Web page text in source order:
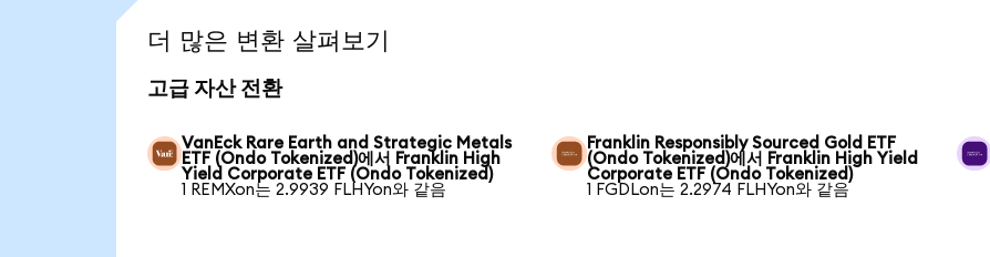
더 많은 변환 살펴보기
고급 자산 전환
VanEck Rare Earth and Strategic Metals
ETF (Ondo Tokenized)에서 Franklin High
Yield Corporate ETF (Ondo Tokenized)
1 REMXon는 2.9939 FLHYon와 같음
Franklin Responsibly Sourced Gold ETF
(Ondo Tokenized)에서 Franklin High Yield
Corporate ETF (Ondo Tokenized)
1 FGDLon는 2.2974 FLHYon와 같음